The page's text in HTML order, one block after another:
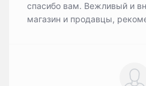
спасибо вам. Вежливый и
магазин и продавцы,